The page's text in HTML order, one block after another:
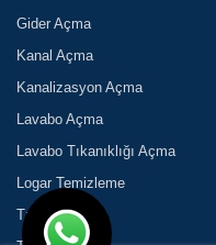
Gider Açma
Kanal Açma
Kanalizasyon Açma
Lavabo Açma
Lavabo Tıkanıklığı Açma
Logar Temizleme
Tıkanık Açma